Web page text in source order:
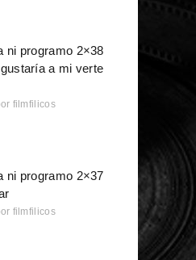
ni programo 2×38
a mi verte
filmfilicos
ni programo 2×37
filmfilicos